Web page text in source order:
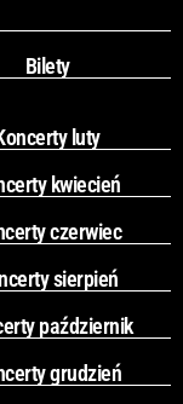
Bilety
luty
kwiecień
czerwiec
sierpień
październik
grudzień